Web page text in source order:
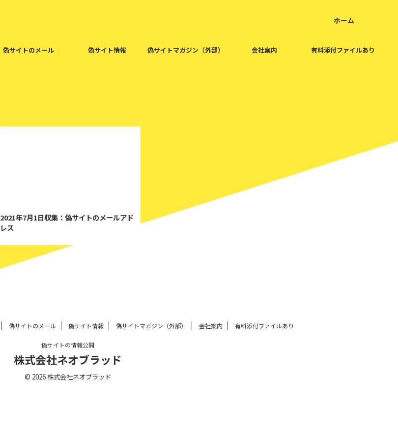
ホーム
偽サイトのメール 偽サイト情報 偽サイトマガジン（外部） 会社案内 有料添付ファイルあり
2021年7月1日収集：偽サイトのメールアド
レス
偽サイトのメール 偽サイト情報 偽サイトマガジン（外部） 会社案内 有料添付ファイルあり
偽サイトの情報公開
株式会社ネオブラッド
© 2026 株式会社ネオブラッド